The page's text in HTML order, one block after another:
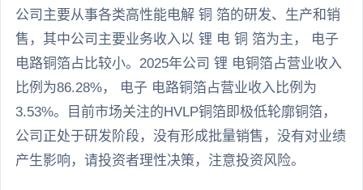
公司主要从事各类高性能电解 铜 箔的研发、生产和销
售，其中公司主要业务收入以 锂 电 铜 箔为主， 电子
电路铜箔占比较小。2025年公司 锂 电铜箔占营业收入
比例为86.28%， 电子 电路铜箔占营业收入比例为
3.53%。目前市场关注的HVLP铜箔即极低轮廓铜箔，
公司正处于研发阶段，没有形成批量销售，没有对业绩
产生影响，请投资者理性决策，注意投资风险。